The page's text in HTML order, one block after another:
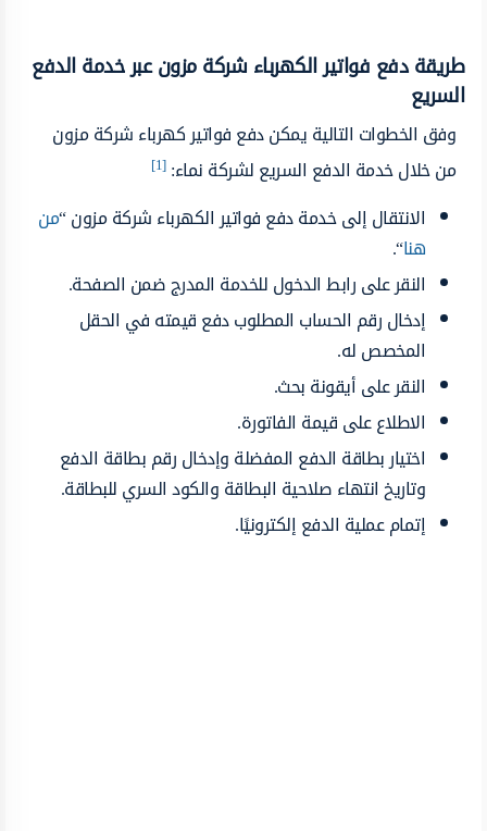
طريقة دفع فواتير الكهرباء شركة مزون عبر خدمة الدفع
السريع
وفق الخطوات التالية يمكن دفع فواتير كهرباء شركة مزون
من خلال خدمة الدفع السريع لشركة نماء:[1]
الانتقال إلى خدمة دفع فواتير الكهرباء شركة مزون “من
هنا“.
النقر على رابط الدخول للخدمة المدرج ضمن الصفحة.
إدخال رقم الحساب المطلوب دفع قيمته في الحقل
المخصص له.
النقر على أيقونة بحث.
الاطلاع على قيمة الفاتورة.
اختيار بطاقة الدفع المفضلة وإدخال رقم بطاقة الدفع
وتاريخ انتهاء صلاحية البطاقة والكود السري للبطاقة.
إتمام عملية الدفع إلكترونيًا.